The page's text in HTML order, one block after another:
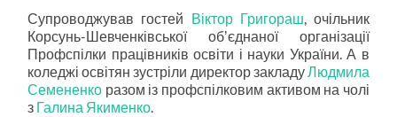
Супроводжував гостей Віктор Григораш, очільник
Корсунь-Шевченківської обʼєднаної організації
Профспілки працівників освіти і науки України. А в
коледжі освітян зустріли директор закладуЛюдмила
Семененко разом із профспілковим активом на чолі
з Галина Якименко.